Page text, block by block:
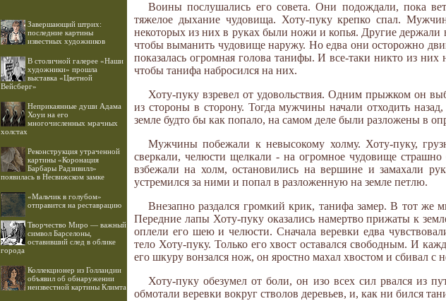
Завершающий штрих:
последние картины
известных художников
В столичной галерее «Наши
художники» прошла
выставка «Цветной
Вейсберг»
Неприкаянные души Адама
Хоуи на его
многочисленных мрачных
холстах
Реконструкция утраченной
картины «Коронация
Барбары Радзивилл»
появилась в Несвижском замке
«Мальчик в голубом»
отправится на реставрацию
Творчество Миро — важный
символ Барселоны,
оставивший след в облике
города
Коллекционер из Голландии
объявил об обнаружении
неизвестной картины Климта
Воины послушались его совета. Они подождали, пока
тяжелое дыхание чудовища. Хоту-пуку крепко спал.
некоторых из них в руках были ножи и копья. Другие
чтобы выманить чудовище наружу. Но едва они осторожно
показалась огромная голова танифы. И все-таки никто из
чтобы танифа набросился на них.
Хоту-пуку взревел от удовольствия. Одним прыжком он
из стороны в сторону. Тогда мужчины начали отходить
земле будто бы как попало, на самом деле были разложены в
Мужчины побежали к невысокому холму. Хоту-пуку,
сверкали, челюсти щелкали - на огромное чудовище
взбежали на холм, остановились на вершине и замахали
устремился за ними и попал в разложенную на земле петлю.
Внезапно раздался громкий крик, танифа замер. В тот же
Передние лапы Хоту-пуку оказались намертво прижаты к
оплели его шею и челюсти. Сначала веревки едва
тело Хоту-пуку. Только его хвост оставался свободным. И
его шкуру вонзался нож, он яростно махал хвостом и сбивал с
Хоту-пуку обезумел от боли, он изо всех сил рвался из
обмотали веревки вокруг стволов деревьев, и, как ни бился